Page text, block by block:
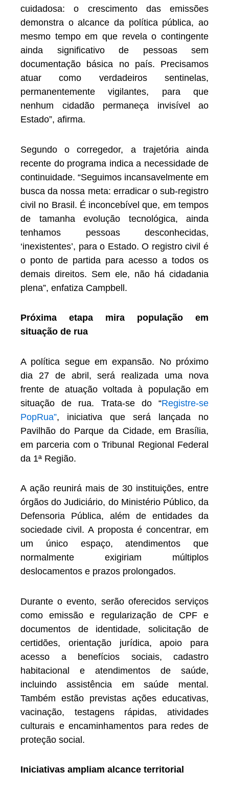
cuidadosa: o crescimento das emissões
demonstra o alcance da política pública, ao
mesmo tempo em que revela o contingente
ainda significativo de pessoas sem
documentação básica no país. Precisamos
atuar como verdadeiros sentinelas,
permanentemente vigilantes, para que
nenhum cidadão permaneça invisível ao
Estado”, afirma.
Segundo o corregedor, a trajetória ainda
recente do programa indica a necessidade de
continuidade. “Seguimos incansavelmente em
busca da nossa meta: erradicar o sub-registro
civil no Brasil. É inconcebível que, em tempos
de tamanha evolução tecnológica, ainda
tenhamos pessoas desconhecidas,
‘inexistentes’, para o Estado. O registro civil é
o ponto de partida para acesso a todos os
demais direitos. Sem ele, não há cidadania
plena”, enfatiza Campbell.
Próxima etapa mira população em
situação de rua
A política segue em expansão. No próximo
dia 27 de abril, será realizada uma nova
frente de atuação voltada à população em
situação de rua. Trata-se do “Registre-se
PopRua”, iniciativa que será lançada no
Pavilhão do Parque da Cidade, em Brasília,
em parceria com o Tribunal Regional Federal
da 1ª Região.
A ação reunirá mais de 30 instituições, entre
órgãos do Judiciário, do Ministério Público, da
Defensoria Pública, além de entidades da
sociedade civil. A proposta é concentrar, em
um único espaço, atendimentos que
normalmente exigiriam múltiplos
deslocamentos e prazos prolongados.
Durante o evento, serão oferecidos serviços
como emissão e regularização de CPF e
documentos de identidade, solicitação de
certidões, orientação jurídica, apoio para
acesso a benefícios sociais, cadastro
habitacional e atendimentos de saúde,
incluindo assistência em saúde mental.
Também estão previstas ações educativas,
vacinação, testagens rápidas, atividades
culturais e encaminhamentos para redes de
proteção social.
Iniciativas ampliam alcance territorial